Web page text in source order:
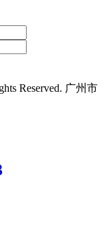
Reserved. 广州市